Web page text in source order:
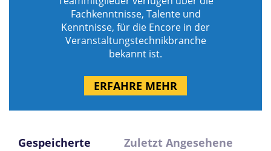
Fachkenntnisse, Talente und
Kenntnisse, für die Encore in der
Veranstaltungstechnikbranche
bekannt ist.
ERFAHRE MEHR
Gespeicherte
Zuletzt Angesehene